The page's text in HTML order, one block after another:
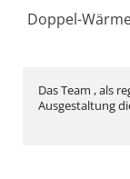
Doppel-
Das Team , als
Ausgestaltung